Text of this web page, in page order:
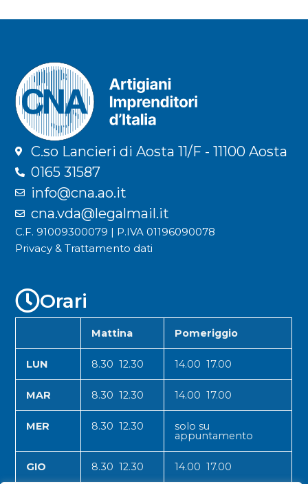
C.so Lancieri di Aosta 11/F - 11100 Aosta
0165 31587
info@cna.ao.it
cna.vda@legalmail.it
C.F. 91009300079 | P.IVA 01196090078
Privacy & Trattamento dati
Orari
Mattina Pomeriggio
LUN 8.30 12.30 14.00 17.00
MAR 8.30 12.30 14.00 17.00
MER 8.30 12.30 solo su
appuntamento
GIO 8.30 12.30 14.00 17.00